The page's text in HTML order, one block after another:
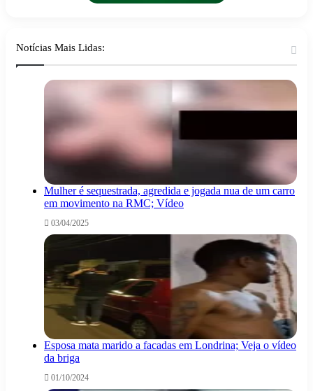
Notícias Mais Lidas:
Mulher é sequestrada, agredida e jogada nua de um carro
em movimento na RMC; Vídeo
03/04/2025
Esposa mata marido a facadas em Londrina; Veja o vídeo
da briga
01/10/2024